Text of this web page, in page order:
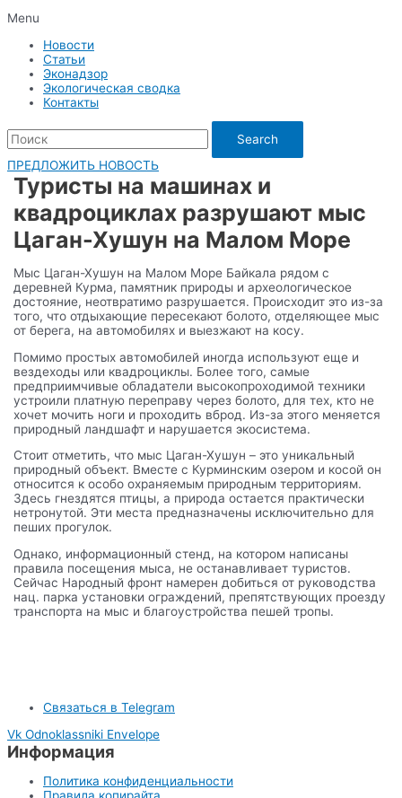
Menu
Новости
Статьи
Эконадзор
Экологическая сводка
Контакты
Search
ПРЕДЛОЖИТЬ НОВОСТЬ
Туристы на машинах и
квадроциклах разрушают мыс
Цаган-Хушун на Малом Море
Мыс Цаган-Хушун на Малом Море Байкала рядом с
деревней Курма, памятник природы и археологическое
достояние, неотвратимо разрушается. Происходит это из-за
того, что отдыхающие пересекают болото, отделяющее мыс
от берега, на автомобилях и выезжают на косу.
Помимо простых автомобилей иногда используют еще и
вездеходы или квадроциклы. Более того, самые
предприимчивые обладатели высокопроходимой техники
устроили платную переправу через болото, для тех, кто не
хочет мочить ноги и проходить вброд. Из-за этого меняется
природный ландшафт и нарушается экосистема.
Стоит отметить, что мыс Цаган-Хушун – это уникальный
природный объект. Вместе с Курминским озером и косой он
относится к особо охраняемым природным территориям.
Здесь гнездятся птицы, а природа остается практически
нетронутой. Эти места предназначены исключительно для
пеших прогулок.
Однако, информационный стенд, на котором написаны
правила посещения мыса, не останавливает туристов.
Сейчас Народный фронт намерен добиться от руководства
нац. парка установки ограждений, препятствующих проезду
транспорта на мыс и благоустройства пешей тропы.
Связаться в Telegram
Vk Odnoklassniki Envelope
Информация
Политика конфиденциальности
Правила копирайта